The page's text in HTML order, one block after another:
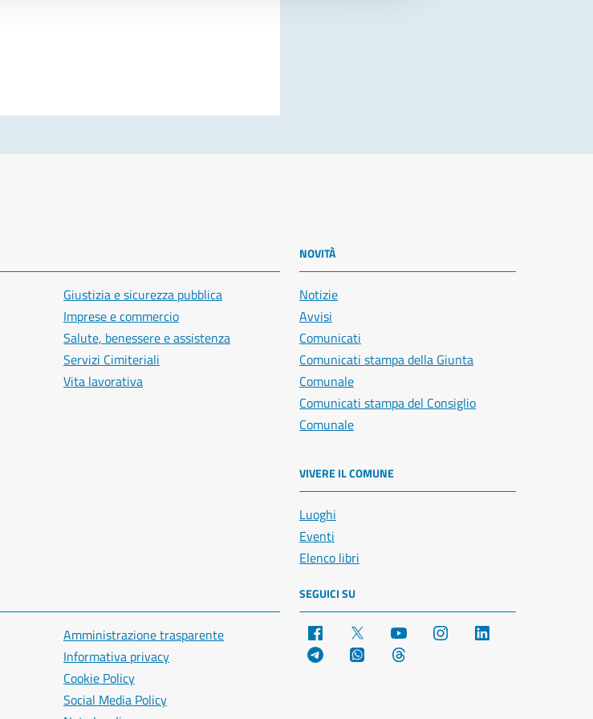
Giustizia e sicurezza pubblica
Imprese e commercio
Salute, benessere e assistenza
Servizi Cimiteriali
Vita lavorativa
NOVITÀ
Notizie
Avvisi
Comunicati
Comunicati stampa della Giunta
Comunale
Comunicati stampa del Consiglio
Comunale
VIVERE IL COMUNE
Luoghi
Eventi
Elenco libri
Amministrazione trasparente
Informativa privacy
Cookie Policy
Social Media Policy
SEGUICI SU
Facebook YouTube Instagram
Telegram WhatsApp